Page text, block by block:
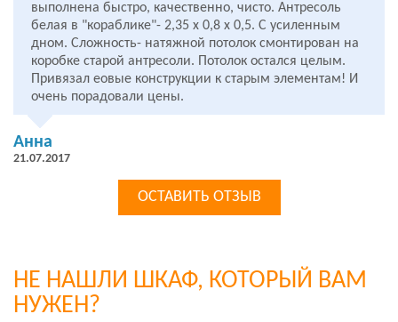
выполнена быстро, качественно, чисто. Антресоль
белая в "кораблике"- 2,35 х 0,8 х 0,5. С усиленным
дном. Сложность- натяжной потолок смонтирован на
коробке старой антресоли. Потолок остался целым.
Привязал еовые конструкции к старым элементам! И
очень порадовали цены.
Анна
21.07.2017
ОСТАВИТЬ ОТЗЫВ
НЕ НАШЛИ ШКАФ, КОТОРЫЙ ВАМ
НУЖЕН?